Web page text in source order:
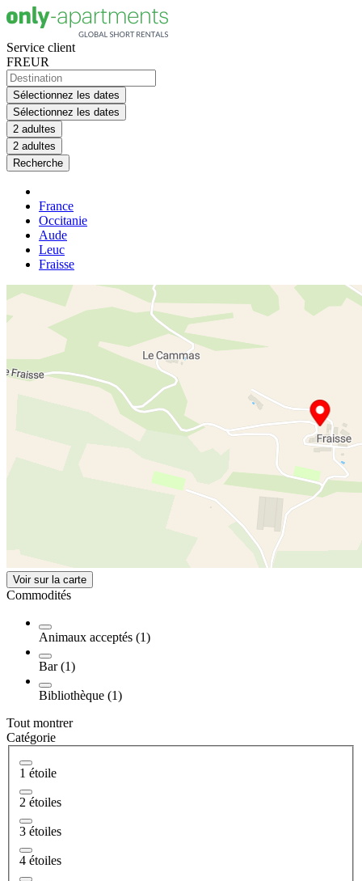
Service client
FREUR
Sélectionnez les dates
Sélectionnez les dates
2 adultes
2 adultes
Recherche
France
Occitanie
Aude
Leuc
Fraisse
Voir sur la carte
Commodités
Animaux acceptés (1)
Bar (1)
Bibliothèque (1)
Tout montrer
Catégorie
1 étoile
2 étoiles
3 étoiles
4 étoiles